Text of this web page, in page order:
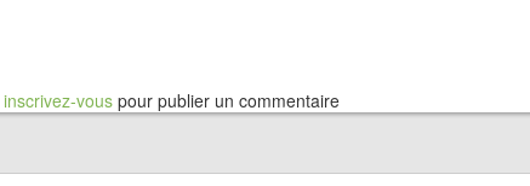
inscrivez-vouspour publier un commentaire